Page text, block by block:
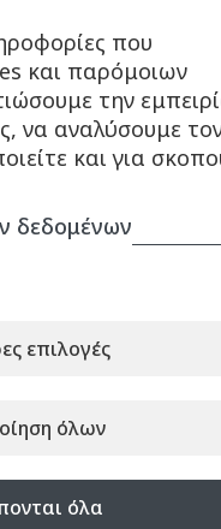
Horizon Lock, το
ακόμα και αν η
συνδυασμό με το
προσφέρει εξαιρετικά
εξαιρετικά ίσια όταν
gimbal ή κάποιο
πετύχεις
Ανθεκτική και
Εντελώς αδιάβροχη
HERO11 Black είναι
Είναι κατασκευασμένη
μέσα στη λάσπη, στο
ανθεκτικό κάλυμμα
προστασία από τις
που
και παρόμοιων
την
να αναλύσουμε
και για
δεδομένων
επιλογές
όλων
όλα